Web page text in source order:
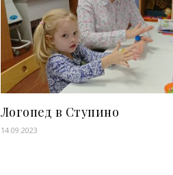
Логопед в Ступино
14.09.2023